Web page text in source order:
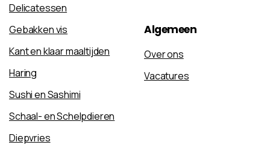
Delicatessen
Gebakken vis
Kant en klaar maaltijden
Haring
Sushi en Sashimi
Schaal- en Schelpdieren
Diepvries
Algemeen
Over ons
Vacatures